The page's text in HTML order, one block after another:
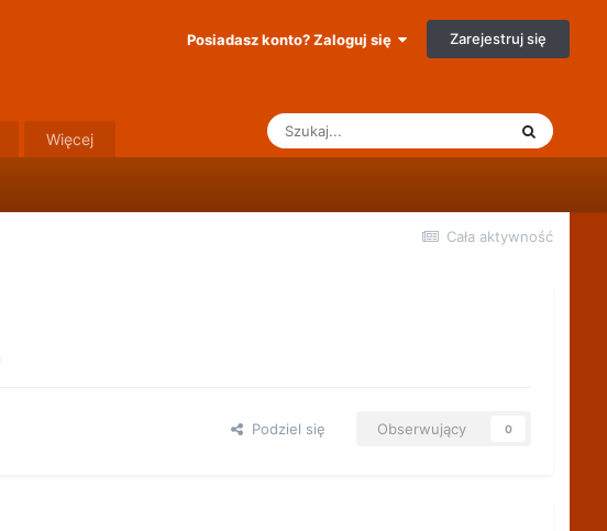
Posiadasz konto? Zaloguj się Zarejestruj się
Więcej
Cała aktywność
Podziel się Obserwujący 0